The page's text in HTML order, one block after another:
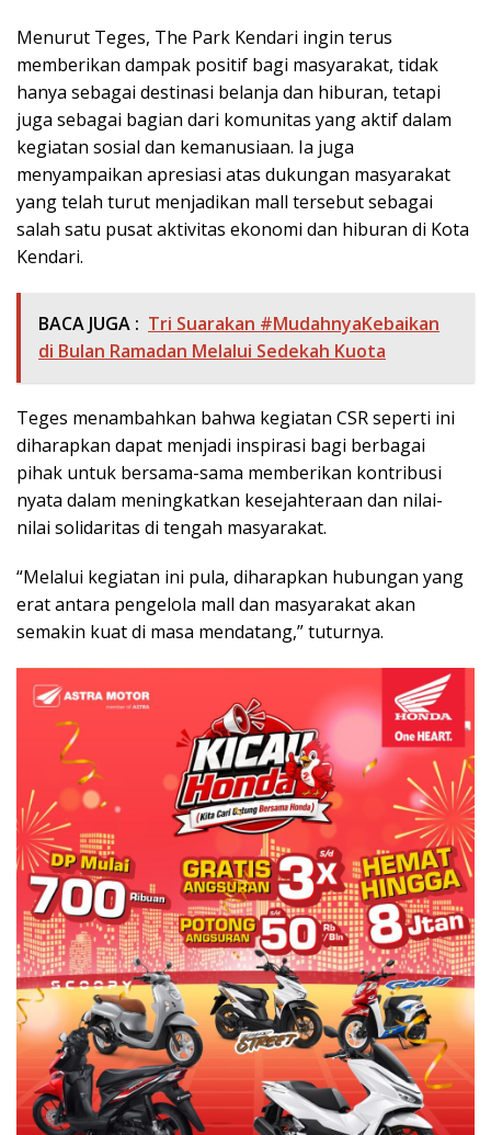
Menurut Teges, The Park Kendari ingin terus
memberikan dampak positif bagi masyarakat, tidak
hanya sebagai destinasi belanja dan hiburan, tetapi
juga sebagai bagian dari komunitas yang aktif dalam
kegiatan sosial dan kemanusiaan. Ia juga
menyampaikan apresiasi atas dukungan masyarakat
yang telah turut menjadikan mall tersebut sebagai
salah satu pusat aktivitas ekonomi dan hiburan di Kota
Kendari.
BACA JUGA : Tri Suarakan #MudahnyaKebaikan
di Bulan Ramadan Melalui Sedekah Kuota
Teges menambahkan bahwa kegiatan CSR seperti ini
diharapkan dapat menjadi inspirasi bagi berbagai
pihak untuk bersama-sama memberikan kontribusi
nyata dalam meningkatkan kesejahteraan dan nilai-
nilai solidaritas di tengah masyarakat.
“Melalui kegiatan ini pula, diharapkan hubungan yang
erat antara pengelola mall dan masyarakat akan
semakin kuat di masa mendatang,” tuturnya.